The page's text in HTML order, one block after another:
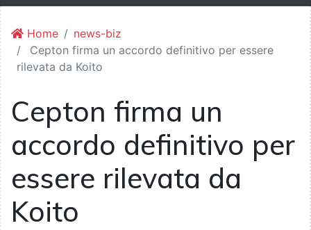
Home
news-biz
Cepton firma un accordo definitivo per essere
rilevata da Koito
Cepton firma un
accordo definitivo per
essere rilevata da
Koito